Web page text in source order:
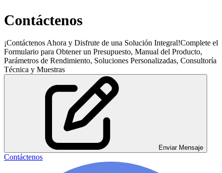
Contáctenos
¡Contáctenos Ahora y Disfrute de una Solución Integral!Complete el
Formulario para Obtener un Presupuesto, Manual del Producto,
Parámetros de Rendimiento, Soluciones Personalizadas, Consultoría
Técnica y Muestras
Enviar Mensaje
Contáctenos